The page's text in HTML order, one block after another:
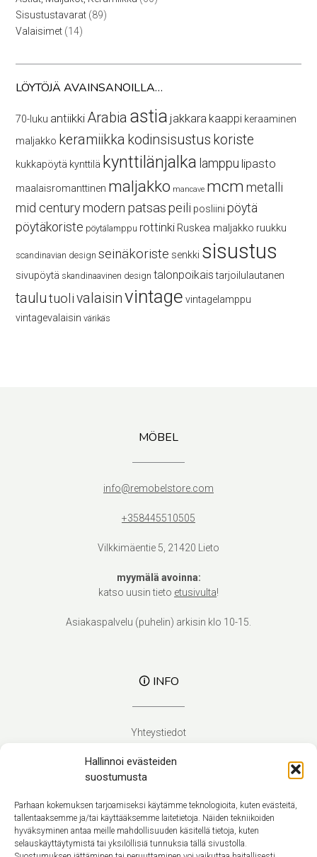
Hallinnoi evästeiden
suostumusta
Parhaan kokemuksen tarjoamiseksi käytämme teknologioita, kuten evästeitä,
tallentaaksemme ja/tai käyttääksemme laitetietoja. Näiden tekniikoiden
hyväksyminen antaa meille mahdollisuuden käsitellä tietoja, kuten
selauskäyttäytymistä tai yksilöllisiä tunnuksia tällä sivustolla.
Sisustustavarat 8989
Valaisimet 1414
LÖYTÖJÄ AVAINSANOILLA…
70-luku antiikki Arabia astia jakkara kaappi keraaminen
maljakko keramiikka kodinsisustus koriste
kukkapöytä kynttilä kynttilänjalka lamppu lipasto
maalaisromanttinen maljakko mancave mcm metalli
mid century modern patsaspeili posliini pöytä
pöytäkoriste pöytälamppu rottinki Ruskea maljakko ruukku
scandinavian design seinäkoriste senkki sisustus
sivupöytä skandinaavinen design talonpoikais tarjoilulautanen
taulutuolivalaisinvintage vintagelamppu
vintagevalaisin värikäs
MÖBEL
info@remobelstore.com
+358445510505
Vilkkimäentie 5, 21420 Lieto
myymälä avoinna:
katso uusin tieto etusivulta!
Asiakaspalvelu (puhelin) arkisin klo 10-15.
🛈 INFO
Yhteystiedot
Toimitusehdot
Tietosuojaseloste
Suomi